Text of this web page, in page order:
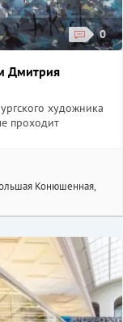
0
Дмитрия
художника
проходит
Конюшенная,